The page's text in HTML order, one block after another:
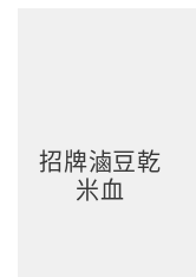
招牌滷豆乾
米血